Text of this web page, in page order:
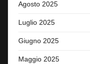
Agosto 2025
Luglio 2025
Giugno 2025
Maggio 2025